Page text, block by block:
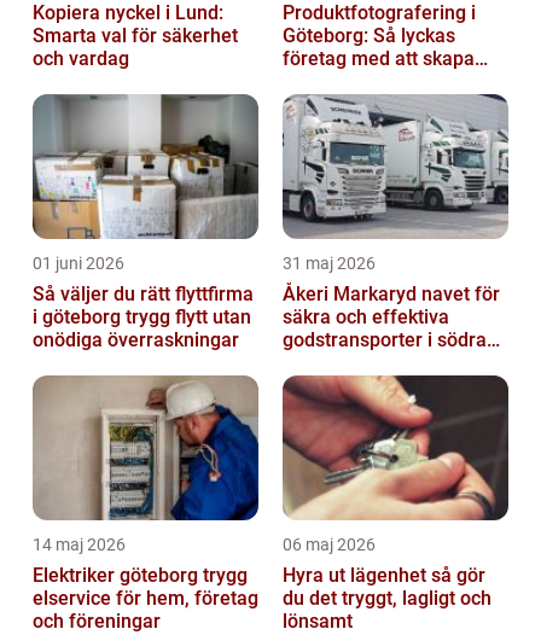
Kopiera nyckel i Lund:
Smarta val för säkerhet
och vardag
Produktfotografering i
Göteborg: Så lyckas
företag med att skapa
01 juni 2026
Så väljer du rätt flyttfirma
i göteborg trygg flytt utan
onödiga överraskningar
31 maj 2026
Åkeri Markaryd navet för
säkra och effektiva
godstransporter i södra
14 maj 2026
Elektriker göteborg trygg
elservice för hem, företag
och föreningar
06 maj 2026
Hyra ut lägenhet så gör
du det tryggt, lagligt och
lönsamt